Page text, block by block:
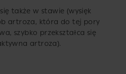
także w stawie (wysięk
artroza, która do tej pory
szybko przekształca się
artroza).